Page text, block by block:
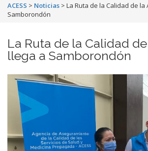
ACESS > Noticias > La Ruta de la Calidad de la
Samborondón
La Ruta de la Calidad
llega a Samborondón